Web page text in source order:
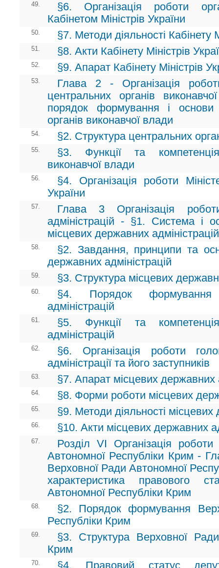
49.
§6. Організація роботи
Кабінетом Міністрів України
50. §7. Методи діяльності Кабінету
51. §8. Акти Кабінету Міністрів
52. §9. Апарат Кабінету Міністрів
53.
Глава 2 - Організація
центральних органів
порядок формування і основи
органів виконавчої влади
54. §2. Структура центральних
55.
§3. Функції та
виконавчої влади
56.
§4. Організація роботи
України
57.
Глава 3 Організація
адміністрацій - §1. Система і
місцевих державних адміністрацій
58.
§2. Завдання, принципи та
державних адміністрацій
59. §3. Структура місцевих
60.
§4. Порядок формування
адміністрацій
61.
§5. Функції та
адміністрацій
62.
§6. Організація роботи
адміністрації та його заступників
63. §7. Апарат місцевих державних
64. §8. Форми роботи місцевих
65. §9. Методи діяльності місцевих
66. §10. Акти місцевих державних
67.
Розділ VI Організація роботи
Автономної Республіки Крим -
Верховної Ради Автономної
характеристика правового
Автономної Республіки Крим
68.
§2. Порядок формування
Республіки Крим
69.
§3. Структура Верховної
Крим
70.
§4. Правовий статус